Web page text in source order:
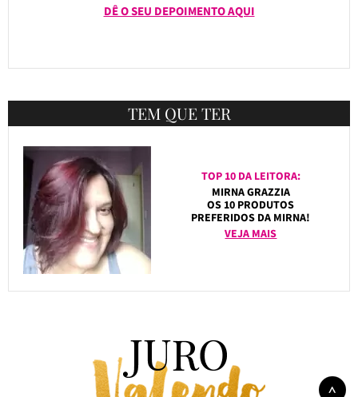
DÊ O SEU DEPOIMENTO AQUI
TEM QUE TER
TOP 10 DA LEITORA:
MIRNA GRAZZIA
OS 10 PRODUTOS
PREFERIDOS DA MIRNA!
VEJA MAIS